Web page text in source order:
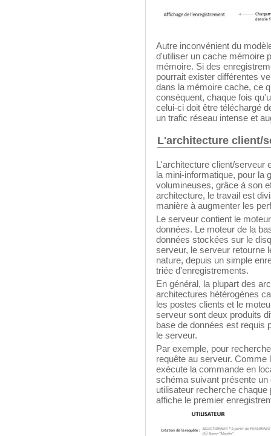
Autre inconvénient du
d'utiliser un cache mémoire
mémoire. Si des
pourrait exister différentes
dans la mémoire cache, ce
conséquent, chaque fois
celui-ci doit être téléchargé
un trafic réseau intense et
L'architecture client/
L'architecture client/serveur
la mini-informatique, pour la
volumineuses, grâce à son
architecture, le travail est
manière à augmenter les
Le serveur contient le
données. Le moteur de la
données stockées sur le
serveur, le serveur retourne
nature, depuis un simple
triée d'enregistrements.
En général, la plupart des
architectures hétérogènes
les postes clients et le
serveur sont deux produits
base de données est requis
le serveur.
Par exemple, pour
requête au serveur.
exécute la commande en
schéma suivant présente
utilisateur recherche chaque
affiche le premier